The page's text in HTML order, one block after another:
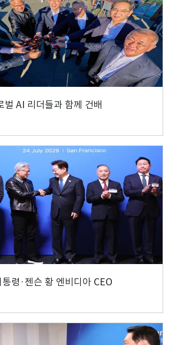
벌 AI 리더들과 함께 건배
령·젠슨 황 엔비디아 CEO